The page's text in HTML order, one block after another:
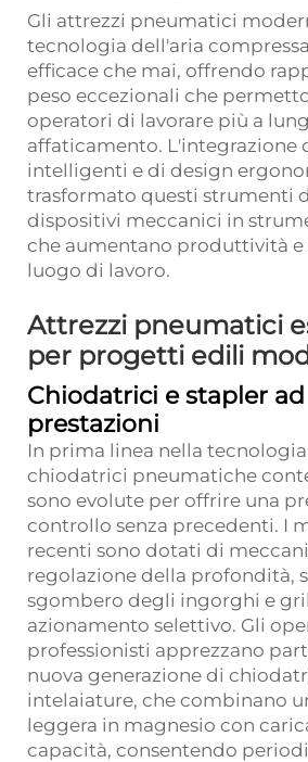
Gli attrezzi pneumatici
tecnologia dell'aria
efficace che mai, offrendo
peso eccezionali che
operatori di lavorare più a
affaticamento. L'integrazione
intelligenti e di design
trasformato questi strumenti
dispositivi meccanici in
che aumentano produttività e
luogo di lavoro.
Attrezzi pneumatici
per progetti edili
Chiodatrici e stapler
prestazioni
In prima linea nella
chiodatrici pneumatiche
sono evolute per offrire una
controllo senza precedenti. I
recenti sono dotati di
regolazione della profondità,
sgombero degli ingorghi e
azionamento selettivo. Gli
professionisti apprezzano
nuova generazione di
intelaiature, che combinano
leggera in magnesio con
capacità, consentendo